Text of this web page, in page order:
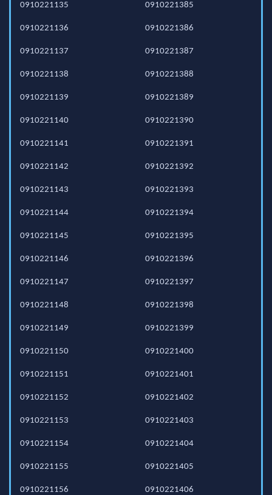
0910221135
0910221136
0910221137
0910221138
0910221139
0910221140
0910221141
0910221142
0910221143
0910221144
0910221145
0910221146
0910221147
0910221148
0910221149
0910221150
0910221151
0910221152
0910221153
0910221154
0910221155
0910221156
0910221385
0910221386
0910221387
0910221388
0910221389
0910221390
0910221391
0910221392
0910221393
0910221394
0910221395
0910221396
0910221397
0910221398
0910221399
0910221400
0910221401
0910221402
0910221403
0910221404
0910221405
0910221406